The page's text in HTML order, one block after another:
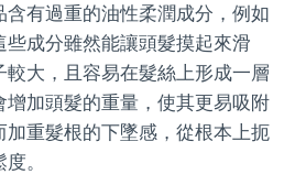
有過重的油性柔潤成分，例如
成分雖然能讓頭髮摸起來滑
大，且容易在髮絲上形成一層
增加頭髮的重量，使其更易吸附
加重髮根的下墜感，從根本上扼
。